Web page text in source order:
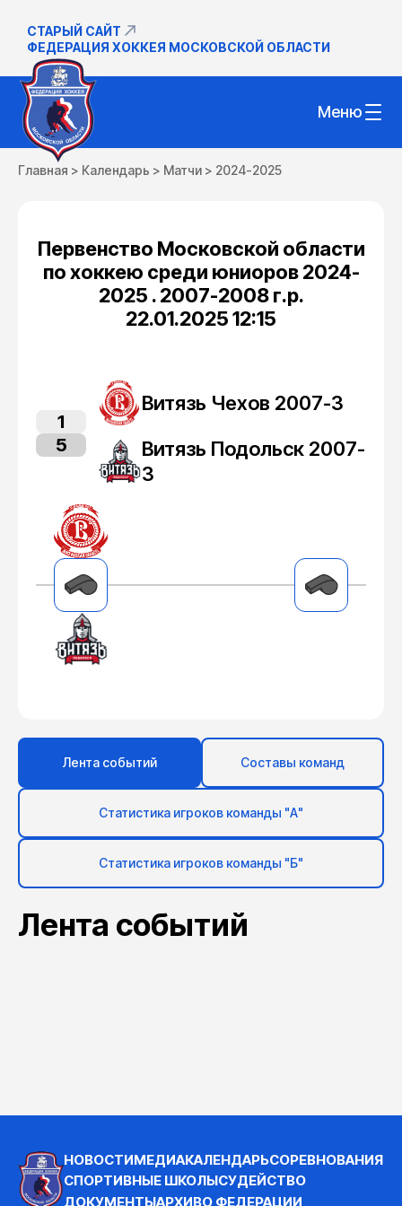
СТАРЫЙ САЙТ
ФЕДЕРАЦИЯ ХОККЕЯ МОСКОВСКОЙ ОБЛАСТИ
Меню
Главная > Календарь > Матчи > 2024-2025
Первенство Московской области
по хоккею среди юниоров 2024-
2025 . 2007-2008 г.р.
22.01.2025 12:15
Витязь Чехов 2007-3
1
5
Витязь Подольск 2007-
3
Лента событий Составы команд
Статистика игроков команды "А"
Статистика игроков команды "Б"
Лента событий
НОВОСТИМЕДИАКАЛЕНДАРЬСОРЕВНОВАНИЯ
СПОРТИВНЫЕ ШКОЛЫСУДЕЙСТВО
ДОКУМЕНТЫАРХИВО ФЕДЕРАЦИИ